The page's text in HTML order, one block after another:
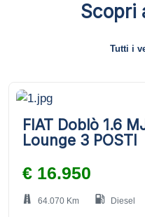
Scopri
Tutti i
FIAT Doblò 1.6
Lounge 3 POSTI
€ 16.950
64.070 Km Diesel